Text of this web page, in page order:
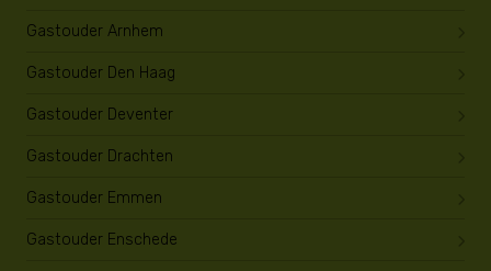
Gastouder Arnhem
Gastouder Den Haag
Gastouder Deventer
Gastouder Drachten
Gastouder Emmen
Gastouder Enschede